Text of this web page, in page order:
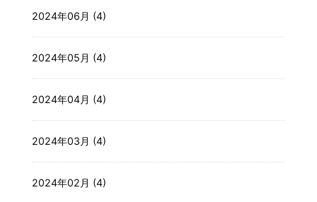
2024年06月 (4)
2024年05月 (4)
2024年04月 (4)
2024年03月 (4)
2024年02月 (4)